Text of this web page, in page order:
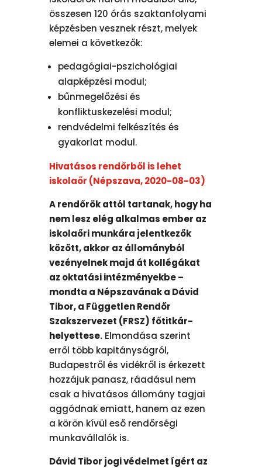
összesen 120 órás szaktanfolyami
képzésben vesznek részt, melyek
elemei a következők:
pedagógiai-pszichológiai
alapképzési modul;
bűnmegelőzési és
konfliktuskezelési modul;
rendvédelmi felkészítés és
gyakorlat modul.
Hivatásos rendőrből is lehet
iskolaőr (Népszava, 2020-08-03)
A rendőrök attól tartanak, hogy ha
nem lesz elég alkalmas ember az
iskolaőri munkára jelentkezők
között, akkor az állományból
vezényelnek majd át kollégákat
az oktatási intézményekbe –
mondta a Népszavának a Dávid
Tibor, a Független Rendőr
Szakszervezet (FRSZ) főtitkár-
helyettese. Elmondása szerint
erről több kapitányságról,
Budapestről és vidékről is érkezett
hozzájuk panasz, ráadásul nem
csak a hivatásos állomány tagjai
aggódnak emiatt, hanem az ezen
a körön kívül eső rendőrségi
munkavállalók is.
Dávid Tibor jogi védelmet ígért az